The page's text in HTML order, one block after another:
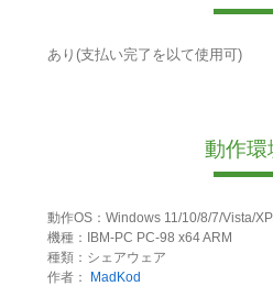
あり(支払い完了を以て使用可)
動作環
動作OS：Windows 11/10/8/7/Vista/
機種：IBM-PC PC-98 x64 ARM
種類：シェアウェア
作者：
MadKod